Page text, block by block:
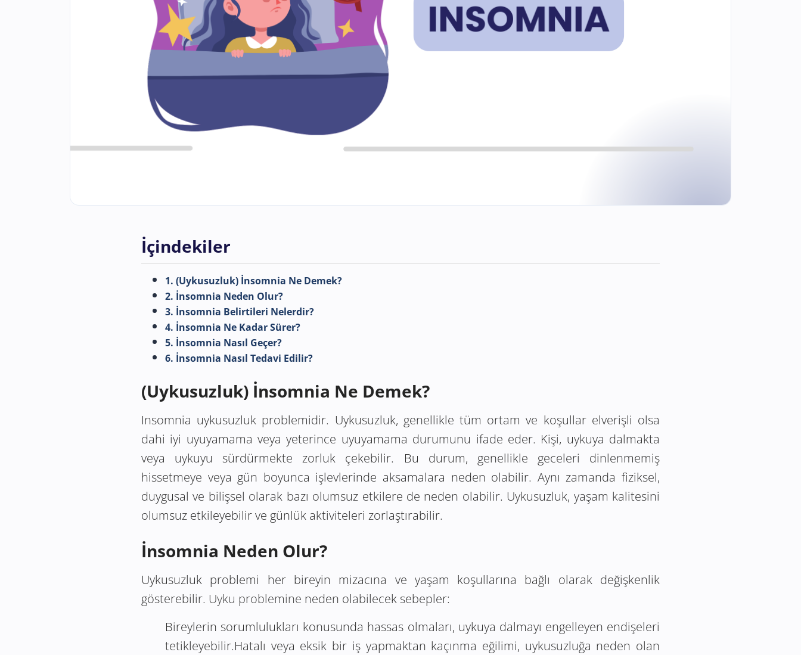
İçindekiler
1. (Uykusuzluk) İnsomnia Ne Demek?
2. İnsomnia Neden Olur?
3. İnsomnia Belirtileri Nelerdir?
4. İnsomnia Ne Kadar Sürer?
5. İnsomnia Nasıl Geçer?
6. İnsomnia Nasıl Tedavi Edilir?
(Uykusuzluk) İnsomnia Ne Demek?
Insomnia uykusuzluk problemidir. Uykusuzluk, genellikle tüm ortam ve koşullar elverişli olsa
dahi iyi uyuyamama veya yeterince uyuyamama durumunu ifade eder. Kişi, uykuya dalmakta
veya uykuyu sürdürmekte zorluk çekebilir. Bu durum, genellikle geceleri dinlenmemiş
hissetmeye veya gün boyunca işlevlerinde aksamalara neden olabilir. Aynı zamanda fiziksel,
duygusal ve bilişsel olarak bazı olumsuz etkilere de neden olabilir. Uykusuzluk, yaşam kalitesini
olumsuz etkileyebilir ve günlük aktiviteleri zorlaştırabilir.
İnsomnia Neden Olur?
Uykusuzluk problemi her bireyin mizacına ve yaşam koşullarına bağlı olarak değişkenlik
gösterebilir. Uyku problemine neden olabilecek sebepler:
Bireylerin sorumlulukları konusunda hassas olmaları, uykuya dalmayı engelleyen endişeleri
tetikleyebilir.Hatalı veya eksik bir iş yapmaktan kaçınma eğilimi, uykusuzluğa neden olan